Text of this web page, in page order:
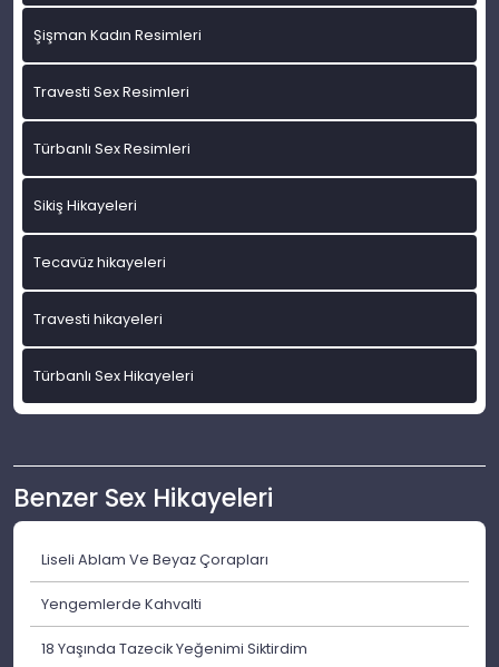
Şişman Kadın Resimleri
Travesti Sex Resimleri
Türbanlı Sex Resimleri
Sikiş Hikayeleri
Tecavüz hikayeleri
Travesti hikayeleri
Türbanlı Sex Hikayeleri
Benzer Sex Hikayeleri
Liseli Ablam Ve Beyaz Çorapları
Yengemlerde Kahvalti
18 Yaşında Tazecik Yeğenimi Siktirdim